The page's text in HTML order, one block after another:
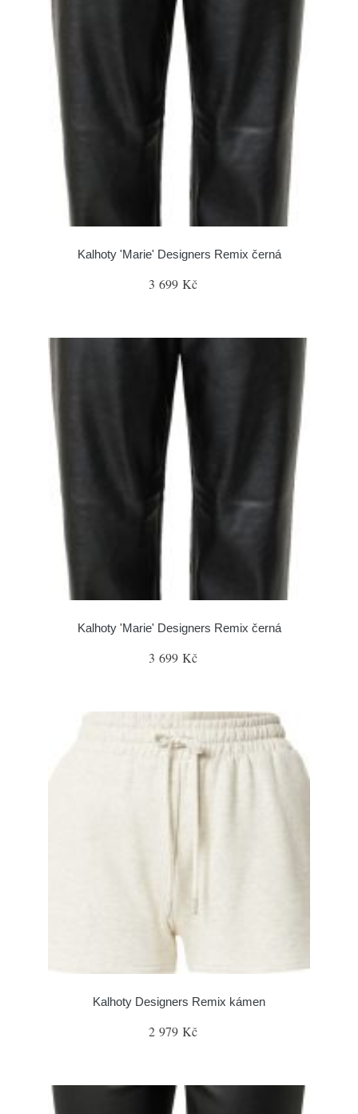
Kalhoty 'Marie' Designers Remix černá
3 699 Kč
Kalhoty 'Marie' Designers Remix černá
3 699 Kč
Kalhoty Designers Remix kámen
2 979 Kč